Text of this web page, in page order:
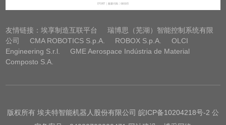
友情链接：埃享制造互联平台
瑞博思（芜湖）智能控制系统有限
公司
CMA ROBOTICS S.p.A. ROBOX S.p.A.
OLCI
Engineering S.r.l.
GME Aerospace Indústria de Material
Composto S.A.
版权所有 埃夫特智能机器人股份有限公司 皖ICP备10204218号-2 公